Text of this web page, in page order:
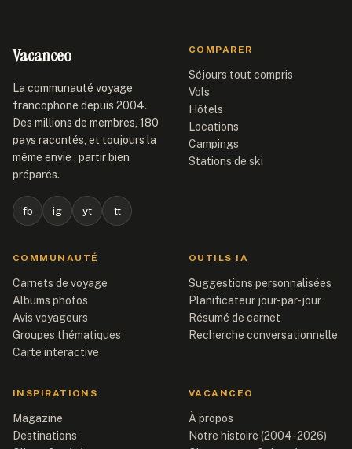
Vacanceo
La communauté voyage
francophone depuis 2004.
Des millions de membres, 180
pays racontés, et toujours la
même envie : partir bien
préparés.
fb ig yt tt
COMPARER
Séjours tout compris
Vols
Hôtels
Locations
Campings
Stations de ski
COMMUNAUTÉ
Carnets de voyage
Albums photos
Avis voyageurs
Groupes thématiques
Carte interactive
OUTILS IA
Suggestions personnalisées
Planificateur jour-par-jour
Résumé de carnet
Recherche conversationnelle
INSPIRATIONS
Magazine
Destinations
VACANCEO
À propos
Notre histoire (2004-2026)